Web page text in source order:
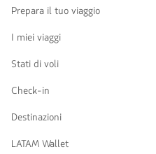
Prepara il tuo viaggio
I miei viaggi
Stati di voli
Check-in
Destinazioni
LATAM Wallet